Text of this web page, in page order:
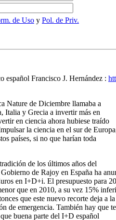
de Uso y Pol. de Priv.
español Francisco J. Hernández :
Nature de Diciembre llamaba a
Italia y Grecia a invertir más en
en ciencia ahora hubiese traído
la ciencia en el sur de
países, si no que harían toda
de los últimos años del
de Rajoy en España ha
en I+D+i. El presupuesto para
que en 2010, a su vez 15%
que este nuevo recorte deja a la
de emergencia. También hay que
buena parte del I+D español